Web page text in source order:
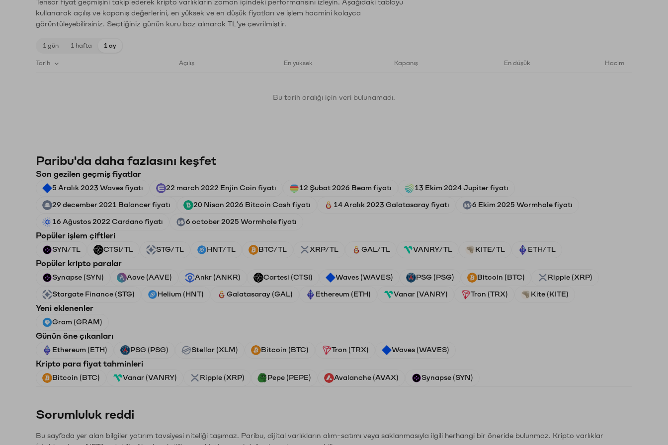
Tensor fiyat geçmişini takip ederek kripto varlıkların zaman içindeki performansını izleyin. Aşağıdaki tabloyu
kullanarak açılış ve kapanış değerlerini, en yüksek ve en düşük fiyatları ve işlem hacmini kolayca
görüntüleyebilirsiniz. Seçtiğiniz günün kuru baz alınarak TL'ye çevrilmiştir.
1 gün 1 hafta 1 ay
Tarih Açılış En yüksek Kapanış En düşük Hacim
Bu tarih aralığı için veri bulunamadı.
Paribu'da daha fazlasını keşfet
Son gezilen geçmiş fiyatlar
5 Aralık 2023 Waves fiyatı 22 march 2022 Enjin Coin fiyatı 12 Şubat 2026 Beam fiyatı 13 Ekim 2024 Jupiter fiyatı
29 december 2021 Balancer fiyatı 20 Nisan 2026 Bitcoin Cash fiyatı 14 Aralık 2023 Galatasaray fiyatı 6 Ekim 2025 Wormhole fiyatı
16 Ağustos 2022 Cardano fiyatı 6 october 2025 Wormhole fiyatı
Popüler işlem çiftleri
SYN/TL CTSI/TL STG/TL HNT/TL BTC/TL XRP/TL GAL/TL VANRY/TL KITE/TL ETH/TL
Popüler kripto paralar
Synapse (SYN) Aave (AAVE) Ankr (ANKR) Cartesi (CTSI) Waves (WAVES) PSG (PSG) Bitcoin (BTC) Ripple (XRP)
Stargate Finance (STG) Helium (HNT) Galatasaray (GAL) Ethereum (ETH) Vanar (VANRY) Tron (TRX) Kite (KITE)
Yeni eklenenler
Gram (GRAM)
Günün öne çıkanları
Ethereum (ETH) PSG (PSG) Stellar (XLM) Bitcoin (BTC) Tron (TRX) Waves (WAVES)
Kripto para fiyat tahminleri
Bitcoin (BTC) Vanar (VANRY) Ripple (XRP) Pepe (PEPE) Avalanche (AVAX) Synapse (SYN)
Sorumluluk reddi
Bu sayfada yer alan bilgiler yatırım tavsiyesi niteliği taşımaz. Paribu, dijital varlıkların alım-satımı veya saklanmasıyla ilgili herhangi bir öneride bulunmaz. Kripto varlıklar